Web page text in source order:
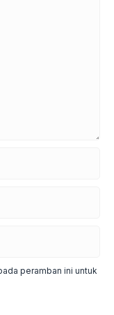
peramban ini untuk